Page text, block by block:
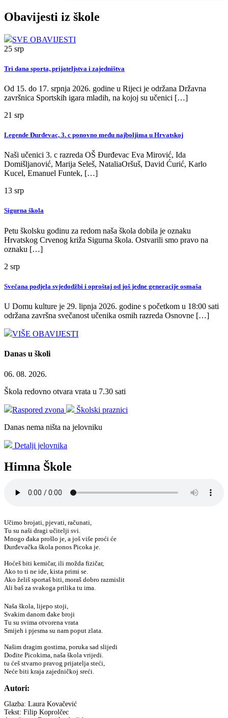
Obavijesti iz škole
SVE OBAVIJESTI
25 srp
Tri dana sporta, prijateljstva i zajedništva
Od 15. do 17. srpnja 2026. godine u Rijeci je održana Državna
završnica Sportskih igara mladih, na kojoj su učenici […]
21 srp
Legende Đurđevac, 3. c ponovno među najboljima u Hrvatskoj
Naši učenici 3. c razreda OŠ Đurđevac Eva Mirović, Ida
Domišljanović, Marija Seleš, NataliaOršuš, David Ćurić, Karlo
Kucel, Emanuel Funtek, […]
13 srp
Sigurna škola
Petu školsku godinu za redom naša škola dobila je oznaku
Hrvatskog Crvenog križa Sigurna škola. Ostvarili smo pravo na
oznaku […]
2 srp
Svečana podjela svjedodžbi i oproštaj od još jedne generacije osmaša
U Domu kulture je 29. lipnja 2026. godine s početkom u 18:00 sati
održana završna svečanost učenika osmih razreda Osnovne […]
VIŠE OBAVIJESTI
Danas u školi
06. 08. 2026.
Škola redovno otvara vrata u 7.30 sati
Raspored zvona
Školski praznici
Danas nema ništa na jelovniku
Detalji jelovnika
Himna Škole
Učimo brojati, pjevati, računati,
Tu su naši dragi učitelji svi.
Mnogo đaka prošlo je, a još više proći će
Đurđevačka škola ponos Picoka je.
Hoćeš biti kemičar, ili možda fizičar,
Ako to ti ne ide, kista primi se.
Ako želiš sportaš biti, moraš dobro razmislit
Ali baš za svakoga prilika tu ima.
Naša škola, lijepo stoji,
Svakim danom đake broji
Tu su svima otvorena vrata
Smijeh i pjesma su nam poput zlata.
Našim dragim gostima, poruka sad slijedi
Dođite Picokima, naša škola vrijedi.
tu ćeš stvarno pravog prijatelja steći,
Neće biti kraja zajedničkoj sreći.
Autori:
Glazba: Laura Kovačević
Tekst: Filip Koprolčec